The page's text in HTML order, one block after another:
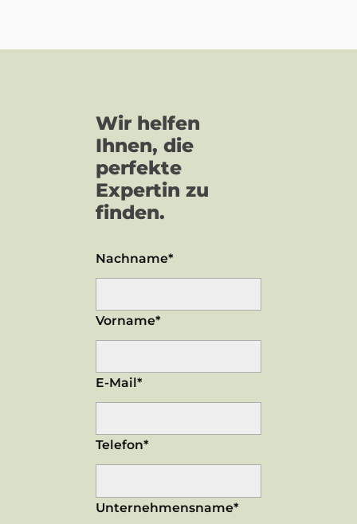
Wir helfen
Ihnen, die
perfekte
Expertin zu
finden.
Nachname*
Vorname*
E-Mail*
Telefon*
Unternehmensname*